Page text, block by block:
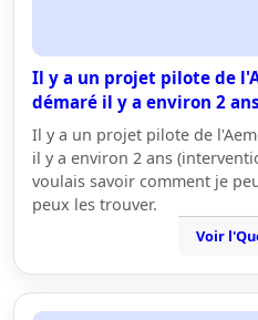
Il y a un projet pilote de
démaré il y a environ 2
Il y a un projet pilote de
il y a environ 2 ans
voulais savoir comment je
peux les trouver.
Voir